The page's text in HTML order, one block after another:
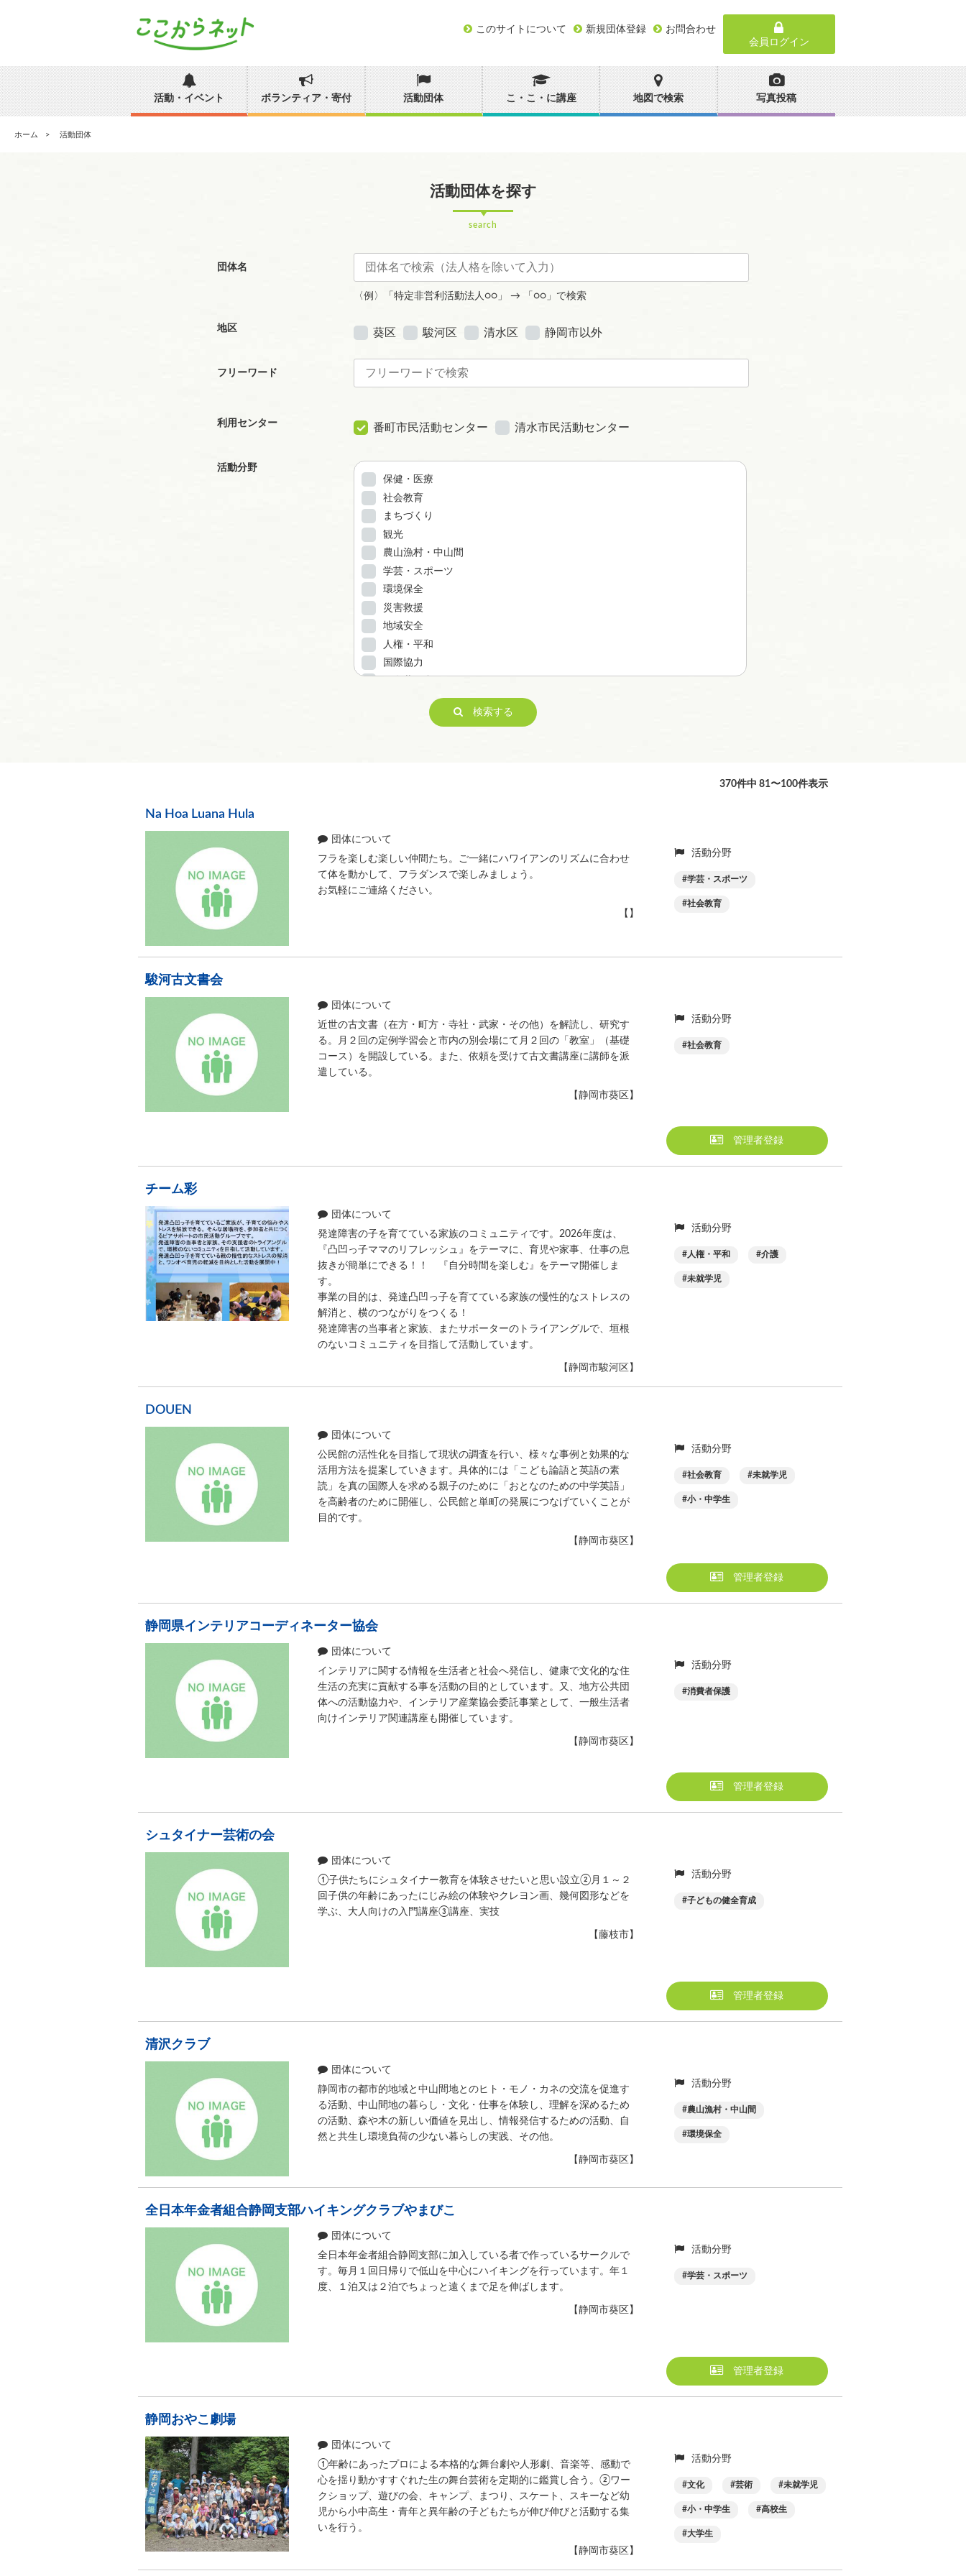
このサイトについて 新規団体登録
お問合わせ
会員ログイン
活動・イベント ボランティア・寄付 活動団体 こ・こ・に講座 地図で検索 写真投稿
ホーム 活動団体
活動団体を探す
search
団体名
〈例〉「特定非営利活動法人○○」 → 「○○」で検索
地区 葵区 駿河区 清水区 静岡市以外
フリーワード
利用センター 番町市民活動センター 清水市民活動センター
活動分野
保健・医療
社会教育
まちづくり
観光
農山漁村・中山間
学芸・スポーツ
環境保全
災害救援
地域安全
人権・平和
国際協力
子どもの健全育成
検索する
370件中 81〜100件表示
Na Hoa Luana Hula
団体について
フラを楽しむ楽しい仲間たち。ご一緒にハワイアンのリズムに合わせ
て体を動かして、フラダンスで楽しみましょう。
お気軽にご連絡ください。
【】
活動分野
学芸・スポーツ
社会教育
駿河古文書会
団体について
近世の古文書（在方・町方・寺社・武家・その他）を解読し、研究す
る。月２回の定例学習会と市内の別会場にて月２回の「教室」（基礎
コース）を開設している。また、依頼を受けて古文書講座に講師を派
遣している。
【静岡市葵区】
活動分野
社会教育
管理者登録
チーム彩
団体について
発達障害の子を育てている家族のコミュニティです。2026年度は、
『凸凹っ子ママのリフレッシュ』をテーマに、育児や家事、仕事の息
抜きが簡単にできる！！ 『自分時間を楽しむ』をテーマ開催しま
す。
事業の目的は、発達凸凹っ子を育てている家族の慢性的なストレスの
解消と、横のつながりをつくる！
発達障害の当事者と家族、またサポーターのトライアングルで、垣根
のないコミュニティを目指して活動しています。
【静岡市駿河区】
活動分野
人権・平和 介護
未就学児
DOUEN
団体について
公民館の活性化を目指して現状の調査を行い、様々な事例と効果的な
活用方法を提案していきます。具体的には「こども論語と英語の素
読」を真の国際人を求める親子のために「おとなのための中学英語」
を高齢者のために開催し、公民館と単町の発展につなげていくことが
目的です。
【静岡市葵区】
活動分野
社会教育 未就学児
小・中学生
管理者登録
静岡県インテリアコーディネーター協会
団体について
インテリアに関する情報を生活者と社会へ発信し、健康で文化的な住
生活の充実に貢献する事を活動の目的としています。又、地方公共団
体への活動協力や、インテリア産業協会委託事業として、一般生活者
向けインテリア関連講座も開催しています。
【静岡市葵区】
活動分野
消費者保護
管理者登録
シュタイナー芸術の会
団体について
①子供たちにシュタイナー教育を体験させたいと思い設立②月１～２
回子供の年齢にあったにじみ絵の体験やクレヨン画、幾何図形などを
学ぶ、大人向けの入門講座③講座、実技
【藤枝市】
活動分野
子どもの健全育成
管理者登録
清沢クラブ
団体について
静岡市の都市的地域と中山間地とのヒト・モノ・カネの交流を促進す
る活動、中山間地の暮らし・文化・仕事を体験し、理解を深めるため
の活動、森や木の新しい価値を見出し、情報発信するための活動、自
然と共生し環境負荷の少ない暮らしの実践、その他。
【静岡市葵区】
活動分野
農山漁村・中山間
環境保全
全日本年金者組合静岡支部ハイキングクラブやまびこ
団体について
全日本年金者組合静岡支部に加入している者で作っているサークルで
す。毎月１回日帰りで低山を中心にハイキングを行っています。年１
度、１泊又は２泊でちょっと遠くまで足を伸ばします。
【静岡市葵区】
活動分野
学芸・スポーツ
管理者登録
静岡おやこ劇場
団体について
①年齢にあったプロによる本格的な舞台劇や人形劇、音楽等、感動で
心を揺り動かすすぐれた生の舞台芸術を定期的に鑑賞し合う。②ワー
クショップ、遊びの会、キャンプ、まつり、スケート、スキーなど幼
児から小中高生・青年と異年齢の子どもたちが伸び伸びと活動する集
いを行う。
【静岡市葵区】
活動分野
文化 芸術 未就学児
小・中学生 高校生
大学生